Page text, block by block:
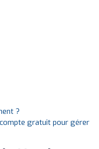
?
gratuit pour gérer